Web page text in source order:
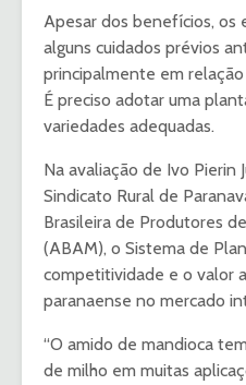
Apesar dos benefícios, os
alguns cuidados prévios
principalmente em
É preciso adotar uma
variedades adequadas.
Na avaliação de Ivo Pierin
Sindicato Rural de
Brasileira de Produtores
(ABAM), o Sistema de
competitividade e o valor
paranaense no mercado
“O amido de mandioca
de milho em muitas